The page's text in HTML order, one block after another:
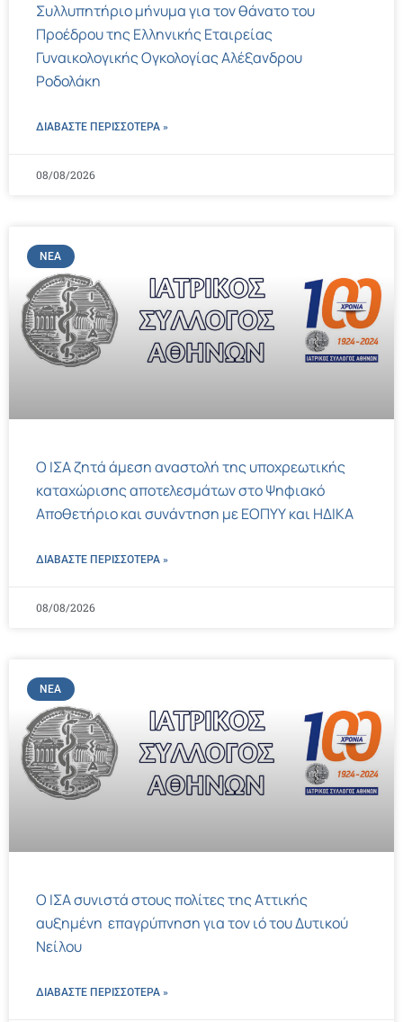
Συλλυπητήριο μήνυμα για τον θάνατο του
Προέδρου της Ελληνικής Εταιρείας
Γυναικολογικής Ογκολογίας Αλέξανδρου
Ροδολάκη
ΔΙΑΒΑΣΤΕ ΠΕΡΙΣΣΌΤΕΡΑ »
08/08/2026
ΝΈΑ
Ο ΙΣΑ ζητά άμεση αναστολή της υποχρεωτικής
καταχώρισης αποτελεσμάτων στο Ψηφιακό
Αποθετήριο και συνάντηση με ΕΟΠΥΥ και ΗΔΙΚΑ
ΔΙΑΒΑΣΤΕ ΠΕΡΙΣΣΌΤΕΡΑ »
08/08/2026
ΝΈΑ
Ο ΙΣΑ συνιστά στους πολίτες της Αττικής
αυξημένη επαγρύπνηση για τον ιό του Δυτικού
Νείλου
ΔΙΑΒΑΣΤΕ ΠΕΡΙΣΣΌΤΕΡΑ »